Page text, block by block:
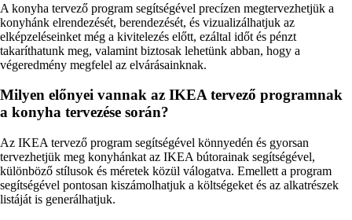
A konyha tervező program segítségével precízen megtervezhetjük a
konyhánk elrendezését, berendezését, és vizualizálhatjuk az
elképzeléseinket még a kivitelezés előtt, ezáltal időt és pénzt
takaríthatunk meg, valamint biztosak lehetünk abban, hogy a
végeredmény megfelel az elvárásainknak.
Milyen előnyei vannak az IKEA tervező programnak
a konyha tervezése során?
Az IKEA tervező program segítségével könnyedén és gyorsan
tervezhetjük meg konyhánkat az IKEA bútorainak segítségével,
különböző stílusok és méretek közül válogatva. Emellett a program
segítségével pontosan kiszámolhatjuk a költségeket és az alkatrészek
listáját is generálhatjuk.